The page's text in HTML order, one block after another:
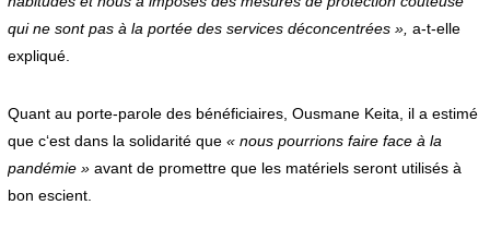
qui ne sont pas à la portée des services déconcentrées », a-t-elle
expliqué.
Quant au porte-parole des bénéficiaires, Ousmane Keita, il a estimé
que c‘est dans la solidarité que « nous pourrions faire face à la
pandémie »avant de promettre que les matériels seront utilisés à
bon escient.